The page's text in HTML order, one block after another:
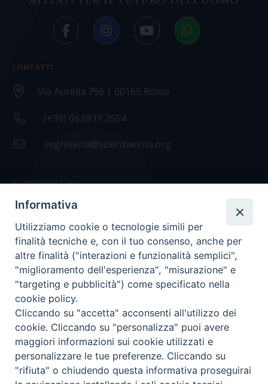
CONTATTI
Via Aurelia 796 | 00165 Roma
(+39) 06.6819.2554
segreteria@scienzaevita.org
IL CENTRO STUDI
La nostra storia
Statuto
Presidenza e ufficio presidenza
Consiglio scientifico
Coordinamento nazionale
COPYRIGHT Scienza & Vita - C.F96600690588- Tutti i
Informativa
Utilizziamo cookie o tecnologie simili per
finalità tecniche e, con il tuo consenso, anche per
altre finalità ("interazioni e funzionalità semplici",
"miglioramento dell'esperienza", "misurazione" e
"targeting e pubblicità") come specificato nella
cookie policy.
Cliccando su "accetta" acconsenti all'utilizzo dei
cookie. Cliccando su "personalizza" puoi avere
maggiori informazioni sui cookie utilizzati e
personalizzare le tue preferenze. Cliccando su
"rifiuta" o chiudendo questa informativa proseguirai